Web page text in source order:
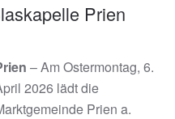
Prien
– Am Ostermontag, 6.
2026 lädt die
Prien a.